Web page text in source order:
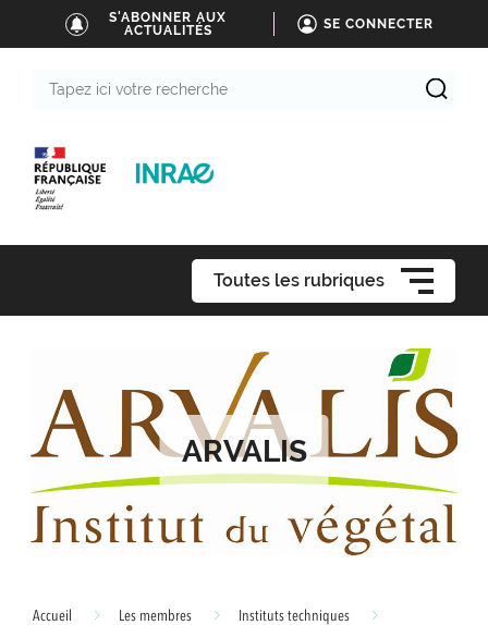
S'ABONNER AUX
ACTUALITÉS
SE CONNECTER
Toutes les rubriques
ARVALIS
Accueil Les membres
Instituts techniques